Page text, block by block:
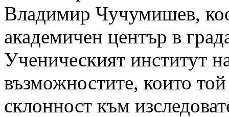
Владимир Чучумишев,
академичен център в
Ученическият
възможностите, които
склонност към